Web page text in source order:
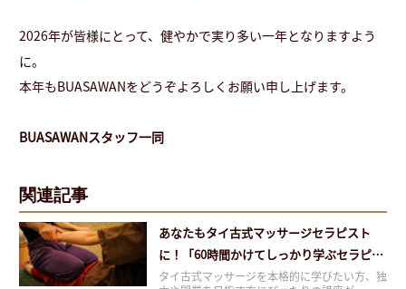
2026年が皆様にとって、健やかで実り多い一年となりますよう
に。
本年もBUASAWANをどうぞよろしくお願い申し上げます。
BUASAWANスタッフ一同
関連記事
あなたもタイ古式マッサージセラピスト
に！「60時間かけてしっかり学ぶセラピス
ト養成講座」
タイ古式マッサージを本格的に学びたい方、独